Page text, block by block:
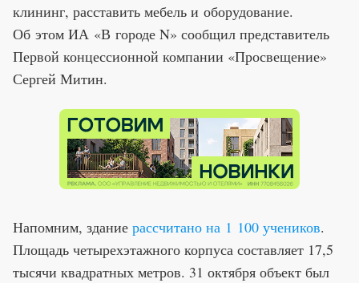
клининг, расставить мебель и оборудование.
Об этом ИА «В городе N» сообщил представитель
Первой концессионной компании «Просвещение»
Сергей Митин.
Напомним, здание рассчитано на 1 100 учеников.
Площадь четырехэтажного корпуса составляет 17,5
тысячи квадратных метров. 31 октября объект был